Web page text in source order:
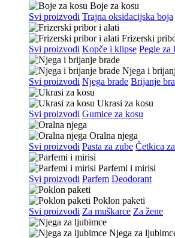
Boje za kosu
Svi proizvodi Trajna oksidacijska boja
Frizerski
Svi proizvodi Kopče i klipse Pegle za
Njega i
Svi proizvodi Njega brade Brijanje
Ukrasi za kosu
Svi proizvodi Gumice za kosu
Oralna njega
Svi proizvodi Pasta za zube Četkica
Parfemi i mirisi
Svi proizvodi Parfem Deodorant
Poklon paketi
Svi proizvodi Za muškarce Za žene
Njega za